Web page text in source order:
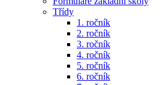
Třídy
1. ročník
2. ročník
3. ročník
4. ročník
5. ročník
6. ročník